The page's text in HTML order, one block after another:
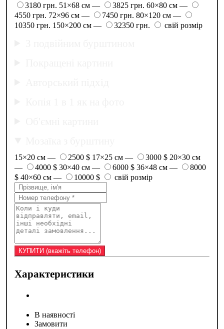
3180 грн. 51×68 см — 3825 грн. 60×80 см —
4550 грн. 72×96 см — 7450 грн. 80×120 см —
10350 грн. 150×200 см — 32350 грн. свій розмір
15×20 см — 2500 $ 17×25 см — 3000 $ 20×30 см
—
4000 $ 30×40 см — 6000 $ 36×48 см —
8000
$ 40×60 см — 10000 $ свій розмір
Характеристики
В наявності
Замовити